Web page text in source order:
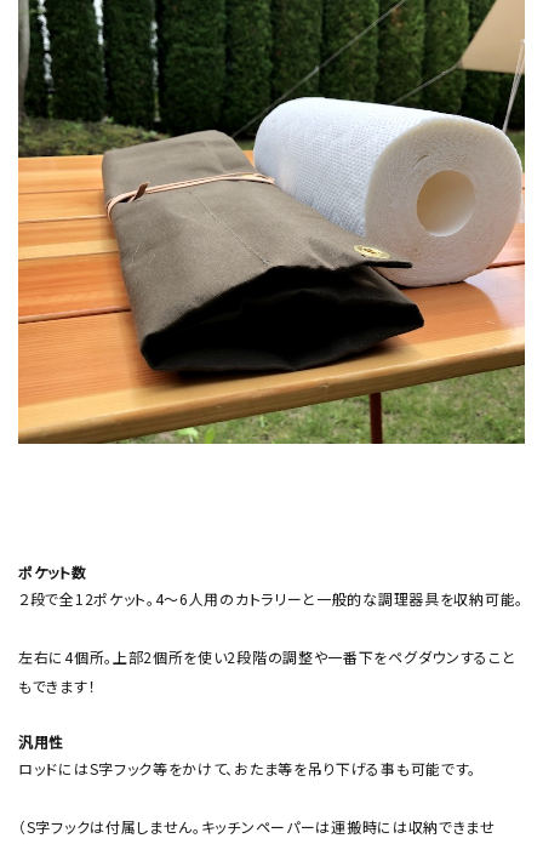
ポケット数
２段で全12ポケット。4～6人用のカトラリーと一般的な調理器具を収納可能。
左右に4個所。上部2個所を使い2段階の調整や一番下をペグダウンすること
もできます！
汎用性
ロッドにはS字フック等をかけて、おたま等を吊り下げる事も可能です。
（S字フックは付属しません。キッチンペーパーは運搬時には収納できませ